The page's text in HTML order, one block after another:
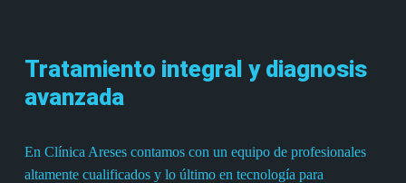
Tratamiento integral y diagnosis
avanzada
En Clínica Areses contamos con un equipo de profesionales
altamente cualificados y lo último en tecnología para